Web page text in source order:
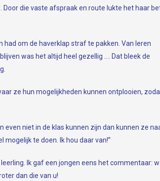
die vaste afspraak en route lukte het haar
had om de haverklap straf te pakken. Van leren
was het altijd heel gezellig …. Dat bleek de
ze hun mogelijkheden kunnen ontplooien,
niet in de klas kunnen zijn dan kunnen ze
te doen. Ik hou daar van!”
Ik gaf een jongen eens het commentaar:
dan die van u!